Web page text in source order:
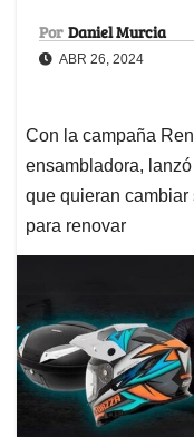
Por Daniel Murcia
ABR 26, 2024
Con la campaña
ensambladora,
que quieran
para renovar